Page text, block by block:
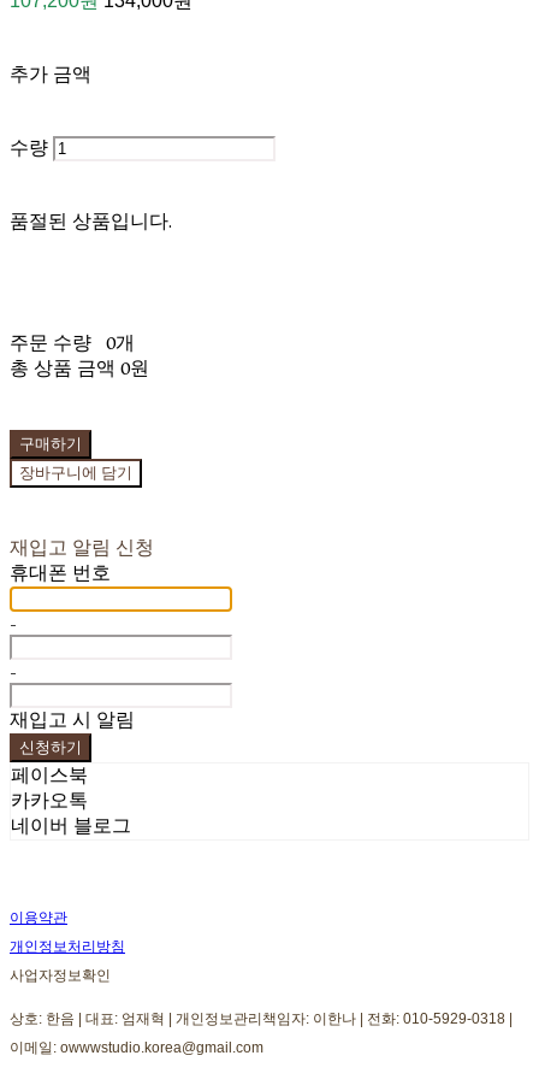
추가 금액
수량
품절된 상품입니다.
주문 수량
0개
총 상품 금액 0원
구매하기
장바구니에 담기
재입고 알림 신청
휴대폰 번호
-
-
재입고 시 알림
신청하기
페이스북
카카오톡
네이버 블로그
이용약관
개인정보처리방침
사업자정보확인
상호: 한음 | 대표: 엄재혁 | 개인정보관리책임자: 이한나 | 전화: 010-5929-0318 |
이메일: owwwstudio.korea@gmail.com